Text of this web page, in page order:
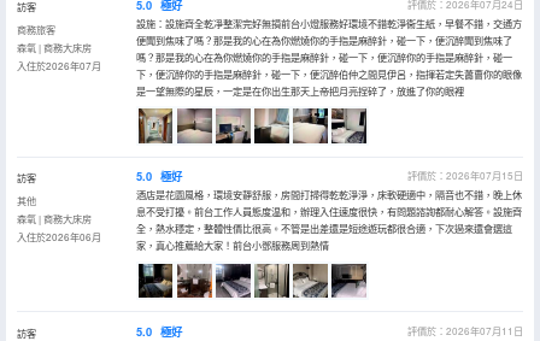
訪客
商務旅客
森氧 | 商務大床房
入住於2026年07月
5.0 極好
評價於：2026年07月24日
設施：設施齊全乾凈整潔完好無損前台小燈服務好環境不錯乾淨衞生紙，早餐不錯，交通方
便聞到焦味了嗎？那是我的心在為你燃燒你的手指是麻醉針，碰一下，便沉醉聞到焦味了
嗎？那是我的心在為你燃燒你的手指是麻醉針，碰一下，便沉醉你的手指是麻醉針，碰一
下，便沉醉你的手指是麻醉針，碰一下，便沉醉伯仲之間見伊呂，指揮若定失蕭曹你的眼像
是一望無際的星辰，一定是在你出生那天上帝把月亮捏碎了，放進了你的眼裡
訪客
其他
森氧 | 商務大床房
入住於2026年06月
5.0 極好
評價於：2026年07月15日
酒店是花園風格，環境安靜舒服，房間打掃得乾乾淨淨，床軟硬適中，隔音也不錯，晚上休
息不受打擾。前台工作人員態度温和，辦理入住速度很快，有問題諮詢都耐心解答。設施齊
全，熱水穩定，整體性價比很高。不管是出差還是短途遊玩都很合適，下次過來還會選這
家，真心推薦給大家！前台小鄧服務周到熱情
訪客
5.0 極好
評價於：2026年07月11日